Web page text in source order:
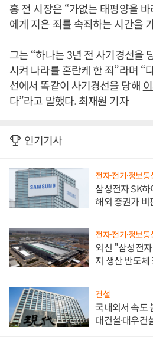
홍 전 시장은 “가없는 태평양을
에게 지은 죄를 속죄하는 시간을
그는 “하나는 3년 전 사기경선을
시켜 나라를 혼란케 한 죄”라며 “
선에서 똑같이 사기경선을 당해
다”라고 말했다. 최재원 기자
인기기사
전자·전기·정보통
삼성전자 SK
해외 증권가
전자·전기·정보통
외신 "삼성전
지 생산 반도체
건설
국내외서 속도
대건설·대우건